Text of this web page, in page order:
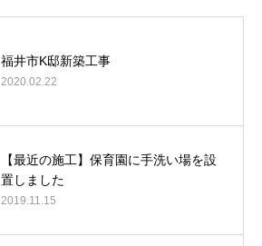
福井市K邸新築工事
2020.02.22
【最近の施工】保育園に手洗い場を設
置しました
2019.11.15